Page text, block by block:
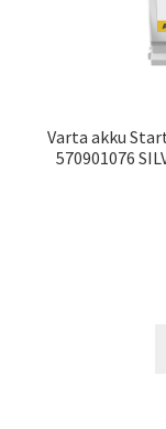
Varta akku
570901076